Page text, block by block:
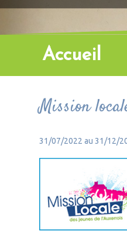
Accueil
Mission
31/07/2022 au 31/12/